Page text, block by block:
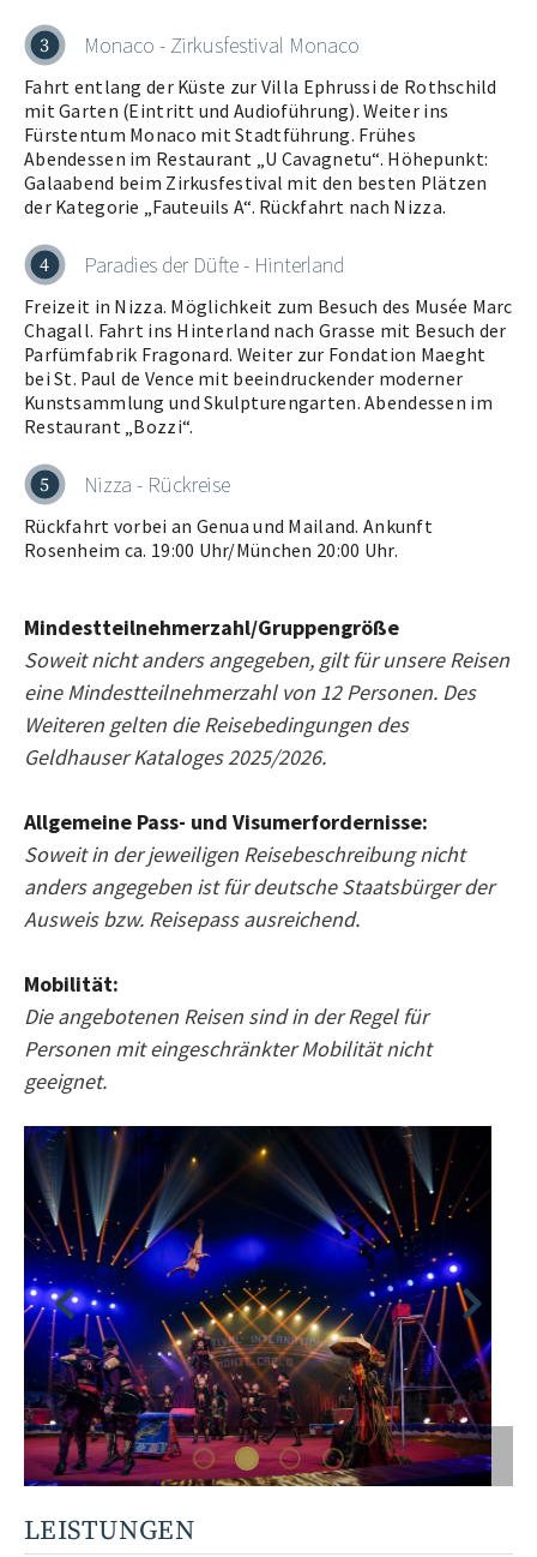
3 Monaco - Zirkusfestival Monaco
Fahrt entlang der Küste zur Villa Ephrussi de Rothschild
mit Garten (Eintritt und Audioführung). Weiter ins
Fürstentum Monaco mit Stadtführung. Frühes
Abendessen im Restaurant „U Cavagnetu“. Höhepunkt:
Galaabend beim Zirkusfestival mit den besten Plätzen
der Kategorie „Fauteuils A“. Rückfahrt nach Nizza.
4 Paradies der Düfte - Hinterland
Freizeit in Nizza. Möglichkeit zum Besuch des Musée Marc
Chagall. Fahrt ins Hinterland nach Grasse mit Besuch der
Parfümfabrik Fragonard. Weiter zur Fondation Maeght
bei St. Paul de Vence mit beeindruckender moderner
Kunstsammlung und Skulpturengarten. Abendessen im
Restaurant „Bozzi“.
5 Nizza - Rückreise
Rückfahrt vorbei an Genua und Mailand. Ankunft
Rosenheim ca. 19:00 Uhr/München 20:00 Uhr.
Mindestteilnehmerzahl/Gruppengröße
Soweit nicht anders angegeben, gilt für unsere Reisen
eine Mindestteilnehmerzahl von 12 Personen. Des
Weiteren gelten die Reisebedingungen des
Geldhauser Kataloges 2025/2026.
Allgemeine Pass- und Visumerfordernisse:
Soweit in der jeweiligen Reisebeschreibung nicht
anders angegeben ist für deutsche Staatsbürger der
Ausweis bzw. Reisepass ausreichend.
Mobilität:
Die angebotenen Reisen sind in der Regel für
Personen mit eingeschränkter Mobilität nicht
geeignet.
LEISTUNGEN